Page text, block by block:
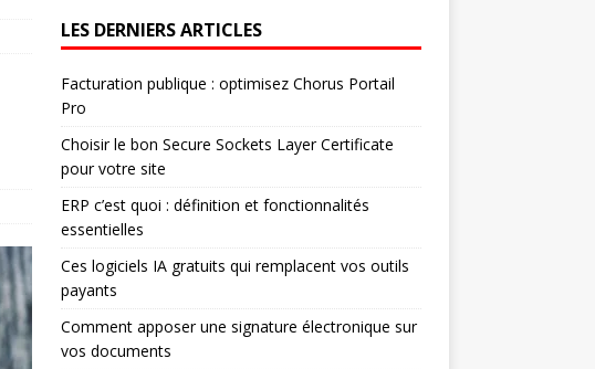
LES DERNIERS ARTICLES
Facturation publique : optimisez Chorus Portail
Pro
Choisir le bon Secure Sockets Layer Certificate
pour votre site
ERP c’est quoi : définition et fonctionnalités
essentielles
Ces logiciels IA gratuits qui remplacent vos outils
payants
Comment apposer une signature électronique sur
vos documents